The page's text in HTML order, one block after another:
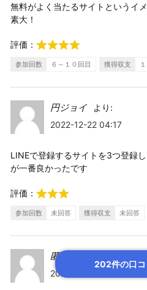
202件の口コ
無料がよく当たるサイトというイ
素大！
評価：
参加回数 ６～１０回目 獲得収支
円ジョイ
より:
2022-12-22 04:17
LINEで登録するサイトを3つ登録
が一番良かったです
評価：
参加回数 未回答 獲得収支 未回答
匿名
2022-12-21 14:50